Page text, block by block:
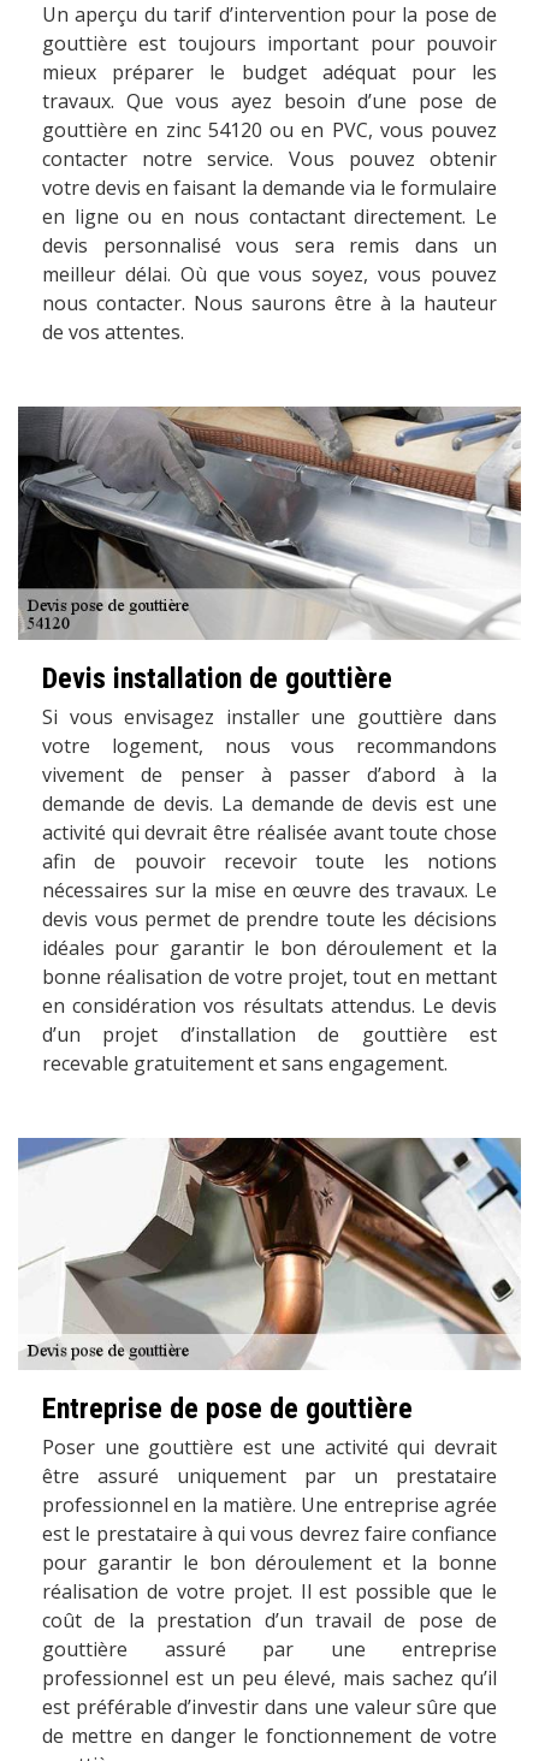
Un aperçu du tarif d’intervention pour la pose de
gouttière est toujours important pour pouvoir
mieux préparer le budget adéquat pour les
travaux. Que vous ayez besoin d’une pose de
gouttière en zinc 54120 ou en PVC, vous pouvez
contacter notre service. Vous pouvez obtenir
votre devis en faisant la demande via le formulaire
en ligne ou en nous contactant directement. Le
devis personnalisé vous sera remis dans un
meilleur délai. Où que vous soyez, vous pouvez
nous contacter. Nous saurons être à la hauteur
de vos attentes.
Devis installation de gouttière
Si vous envisagez installer une gouttière dans
votre logement, nous vous recommandons
vivement de penser à passer d’abord à la
demande de devis. La demande de devis est une
activité qui devrait être réalisée avant toute chose
afin de pouvoir recevoir toute les notions
nécessaires sur la mise en œuvre des travaux. Le
devis vous permet de prendre toute les décisions
idéales pour garantir le bon déroulement et la
bonne réalisation de votre projet, tout en mettant
en considération vos résultats attendus. Le devis
d’un projet d’installation de gouttière est
recevable gratuitement et sans engagement.
Entreprise de pose de gouttière
Poser une gouttière est une activité qui devrait
être assuré uniquement par un prestataire
professionnel en la matière. Une entreprise agrée
est le prestataire à qui vous devrez faire confiance
pour garantir le bon déroulement et la bonne
réalisation de votre projet. Il est possible que le
coût de la prestation d’un travail de pose de
gouttière assuré par une entreprise
professionnel est un peu élevé, mais sachez qu’il
est préférable d’investir dans une valeur sûre que
de mettre en danger le fonctionnement de votre